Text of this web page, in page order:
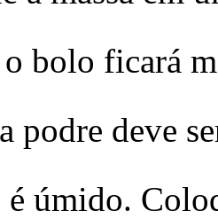
bolo ficará
podre deve
é úmido.